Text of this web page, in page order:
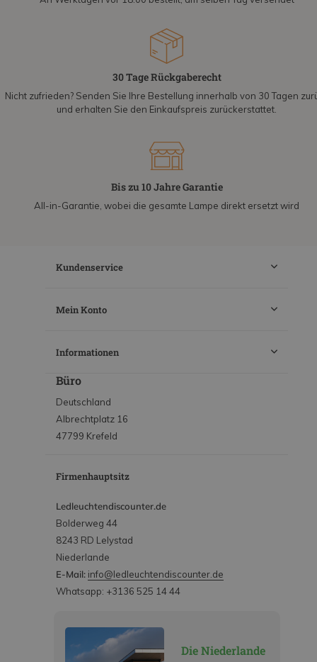
30 Tage Rückgaberecht
Nicht zufrieden? Senden Sie Ihre Bestellung innerhalb von 30 Tagen
und erhalten Sie den Einkaufspreis zurückerstattet.
Bis zu 10 Jahre Garantie
All-in-Garantie, wobei die gesamte Lampe direkt ersetzt wird
Kundenservice
Mein Konto
Informationen
Büro
Deutschland
Albrechtplatz 16
47799 Krefeld
Firmenhauptsitz
Ledleuchtendiscounter.de
Bolderweg 44
8243 RD Lelystad
Niederlande
E-Mail: info@ledleuchtendiscounter.de
Whatsapp: +3136 525 14 44
Die Niederlande